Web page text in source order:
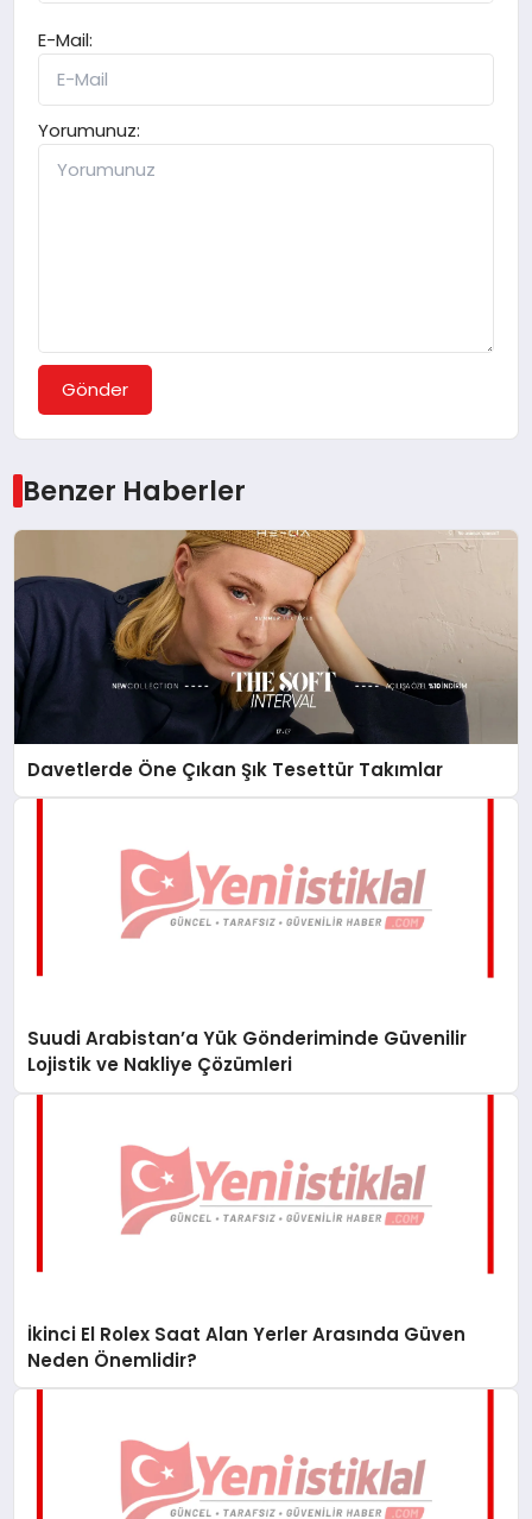
E-Mail:
Yorumunuz:
Gönder
Benzer Haberler
Davetlerde Öne Çıkan Şık Tesettür Takımlar
Suudi Arabistan’a Yük Gönderiminde Güvenilir
Lojistik ve Nakliye Çözümleri
İkinci El Rolex Saat Alan Yerler Arasında Güven
Neden Önemlidir?